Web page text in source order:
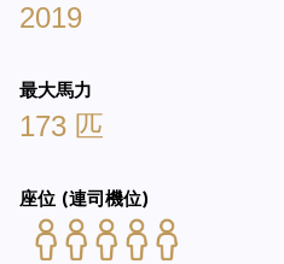
2019
最大馬力
173 匹
座位 (連司機位)